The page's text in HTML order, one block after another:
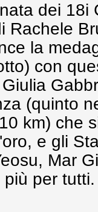
dei 18i
Rachele
la
con
(quinto
km) che
e gli
Mar
per tutti.